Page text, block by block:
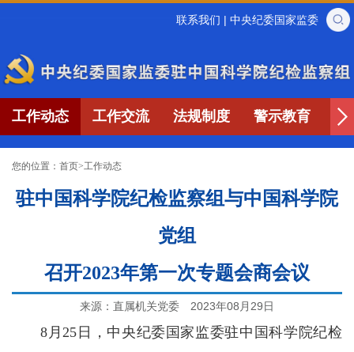
联系我们 | 中央纪委国家监委
工作动态 工作交流 法规制度 警示教育
您的位置： 首页>工作动态
驻中国科学院纪检监察组与中国科学院
党组
召开2023年第一次专题会商会议
来源：直属机关党委 2023年08月29日
8月25日，中央纪委国家监委驻中国科学院纪检